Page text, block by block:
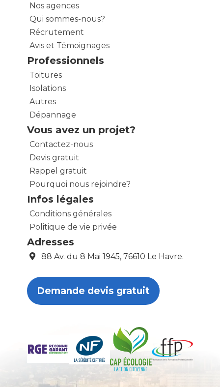
Nos agences
Qui sommes-nous?
Récrutement
Avis et Témoignages
Professionnels
Toitures
Isolations
Autres
Dépannage
Vous avez un projet?
Contactez-nous
Devis gratuit
Rappel gratuit
Pourquoi nous rejoindre?
Infos légales
Conditions générales
Politique de vie privée
Adresses
88 Av. du 8 Mai 1945, 76610 Le Havre.
Demande devis gratuit